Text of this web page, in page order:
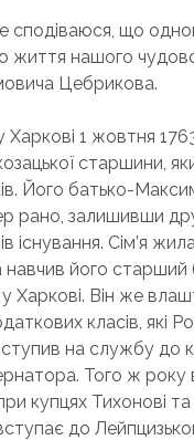
сподіваюся, що
життя нашого
Цебрикова.
1 жовтня 1763
старшини,
Його батько-
рано, залишивши
існування. Сім’я
його старший
Харкові. Він же
класів, які
на службу до
Того ж року
купцях Тихонові та
до